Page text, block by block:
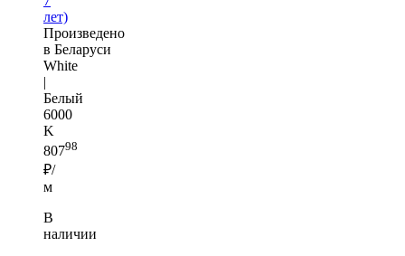
лет)
Произведено
в Беларуси
White
|
Белый
6000
K
80798
₽/
м
В
наличии